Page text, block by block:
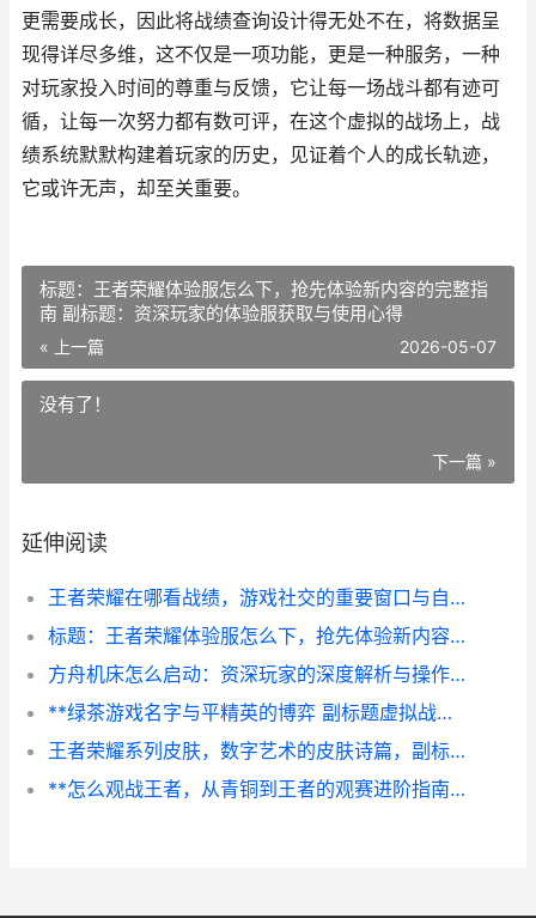
更需要成长，因此将战绩查询设计得无处不在，将数据呈
现得详尽多维，这不仅是一项功能，更是一种服务，一种
对玩家投入时间的尊重与反馈，它让每一场战斗都有迹可
循，让每一次努力都有数可评，在这个虚拟的战场上，战
绩系统默默构建着玩家的历史，见证着个人的成长轨迹，
它或许无声，却至关重要。
标题：王者荣耀体验服怎么下，抢先体验新内容的完整指
南 副标题：资深玩家的体验服获取与使用心得
« 上一篇 2026-05-07
没有了！
下一篇 »
延伸阅读
王者荣耀在哪看战绩，游戏社交的重要窗口与自我审视的独特镜鉴
标题：王者荣耀体验服怎么下，抢先体验新内容的完整指南 副标题：资深玩家的体验服获取与使用心得
方舟机床怎么启动：资深玩家的深度解析与操作指南
**绿茶游戏名字与平精英的博弈 副标题虚拟战场中的命名权争夺战**
王者荣耀系列皮肤，数字艺术的皮肤诗篇，副标题，方寸屏幕间的文化跃迁与情感共鸣
**怎么观战王者，从青铜到王者的观赛进阶指南，副标题，不只是看热闹**